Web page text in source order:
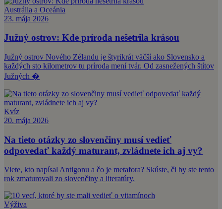
Austrália a Oceánia
23. mája 2026
Južný ostrov: Kde príroda nešetrila krásou
Južný ostrov Nového Zélandu je štyrikrát väčší ako Slovensko a
každých sto kilometrov tu príroda mení tvár. Od zasnežených štítov
Južných �
Kvíz
20. mája 2026
Na tieto otázky zo slovenčiny musí vedieť
odpovedať každý maturant, zvládnete ich aj vy?
Viete, kto napísal Antigonu a čo je metafora? Skúste, či by ste tento
rok zmaturovali zo slovenčiny a literatúry.
Výživa